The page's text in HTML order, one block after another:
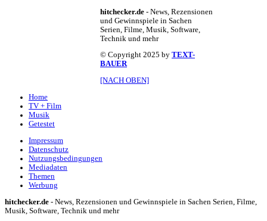
hitchecker.de - News, Rezensionen
und Gewinnspiele in Sachen
Serien, Filme, Musik, Software,
Technik und mehr
© Copyright 2025 by TEXT-
BAUER
[NACH OBEN]
Home
TV + Film
Musik
Getestet
Impressum
Datenschutz
Nutzungsbedingungen
Mediadaten
Themen
Werbung
hitchecker.de - News, Rezensionen und Gewinnspiele in Sachen Serien, Filme,
Musik, Software, Technik und mehr